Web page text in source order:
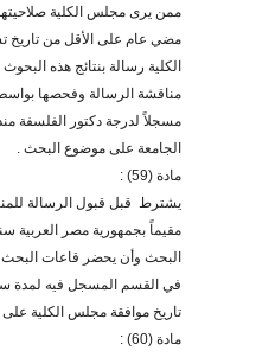
ممن يرى مجلس الكلية
مضي عام على الأقل من
الكلية رسالة بنتائج هذه
مناقشة الرسالة وفحصها
مسجلاً لدرجة دكتور الفلسفة
الجامعة على موضوع البحث .
مادة (59) :
يشترط قبل قبول الرسالة
مقيماً بجمهورية مصر العربية
البحث وأن يحضر قاعات
في القسم المسجل فيه لمدة
تاريخ موافقة مجلس الكلية
مادة (60) :